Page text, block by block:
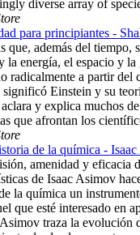
diverse array of
para principiantes -
que, además del tiempo,
la energía, el espacio y
radicalmente a partir del
Einstein y su
y explica muchos
que afrontan los
de la química -
amenidad y eficacia
de Isaac Asimov
la química un
que esté interesado en
traza la evolución